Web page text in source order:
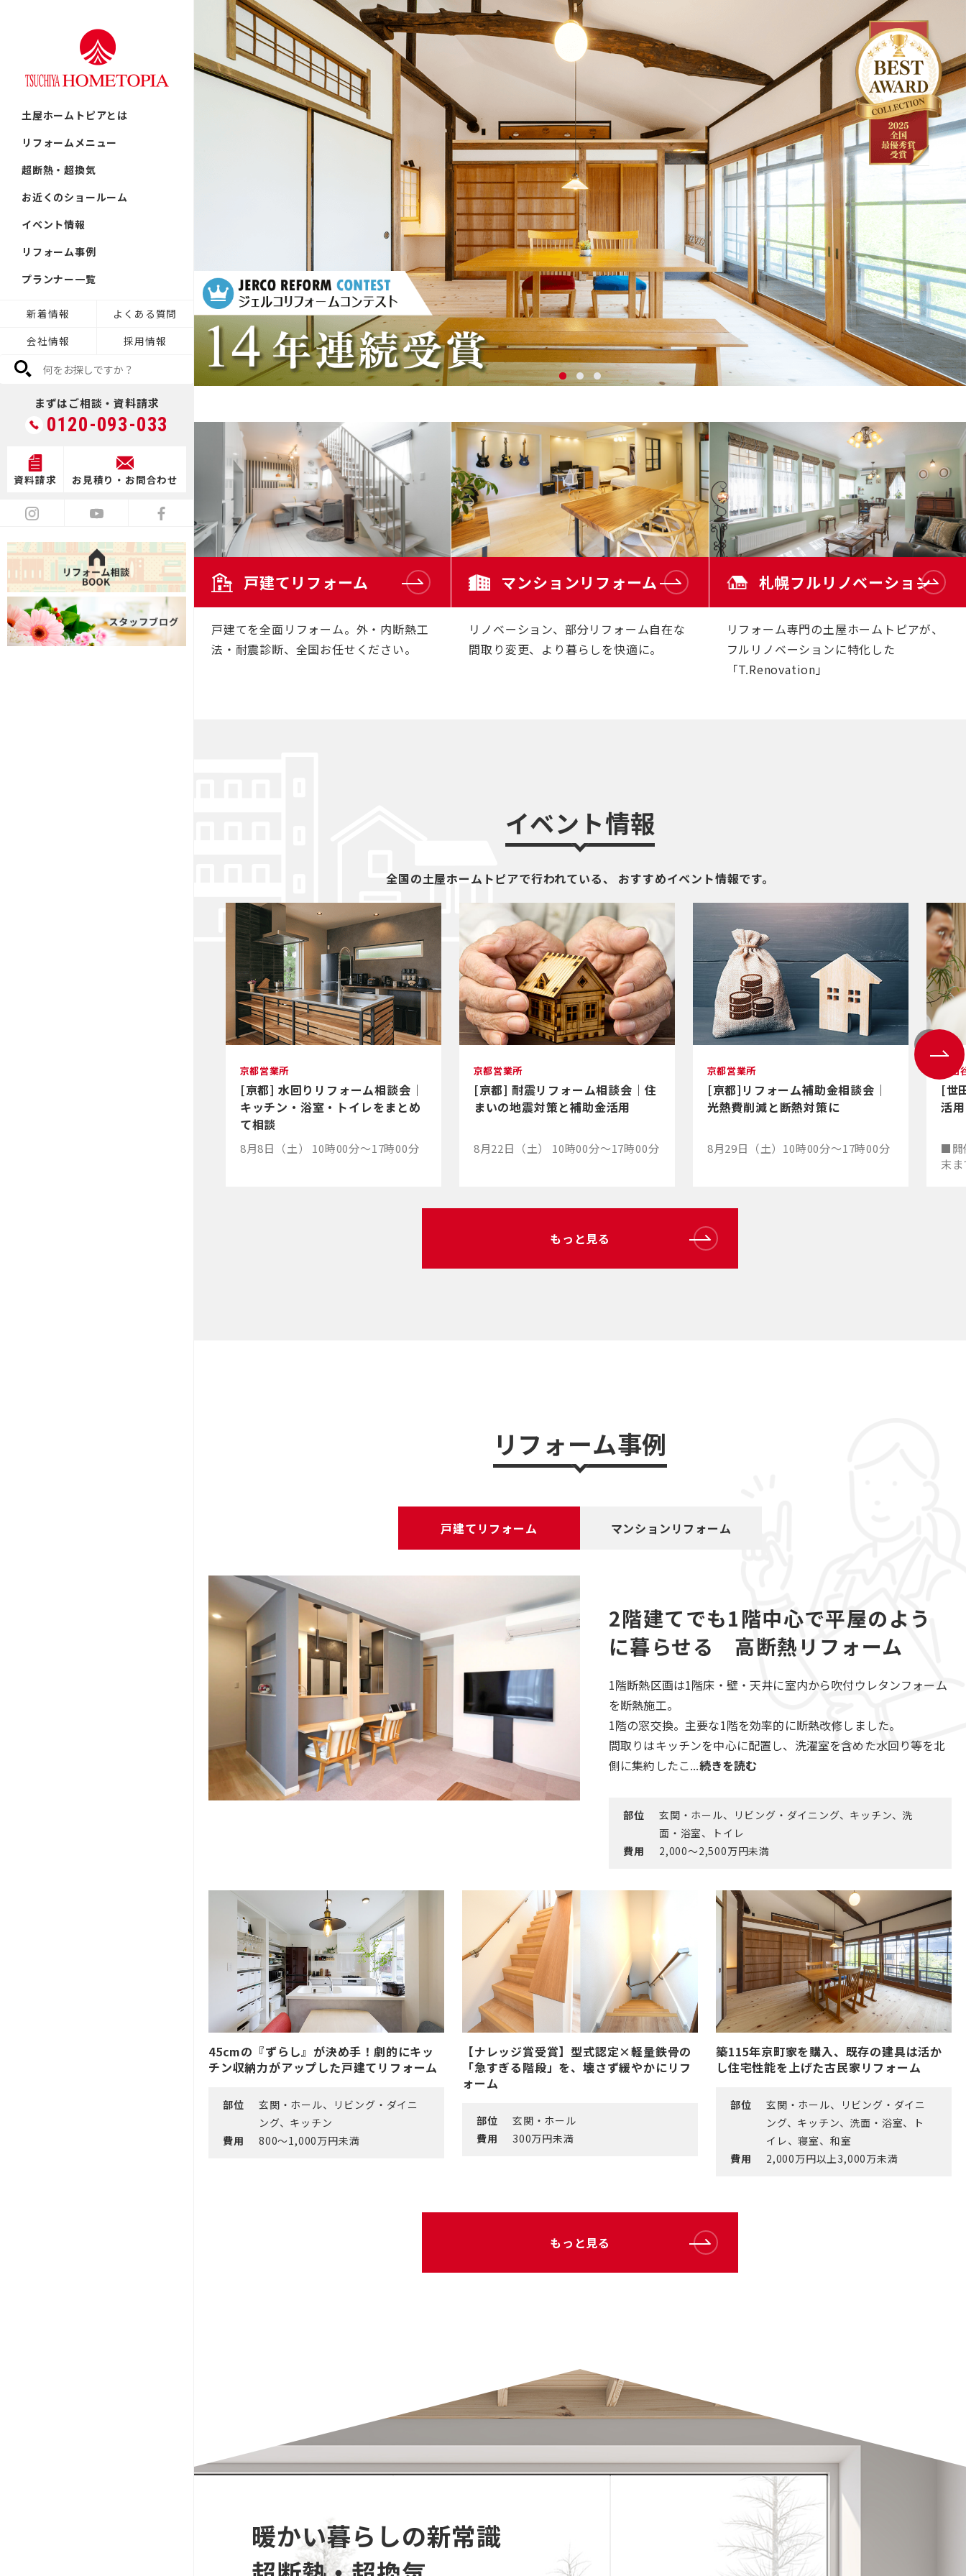
土屋ホームトピアとは 提案力
デザイン
満足度向上
リフォームメニュー
リフォームの流れ
戸建てリフォーム マンションリフォーム
中古リノベーション DI窓 OKUリノベーション
古民家／町家 太陽光発電システム エクステリアリフォーム
非住宅リノベーション 二世帯住宅リフォーム バリアフリー
ご
高
齢
者
の
た
め
の
リ
フ
ォ
ー
不
方
の
リ
フ
ォ
ー
ム
リ
ア
フ
リ
ー
施
工
介護
保険
「ら
介」
リフォーム補助金 オフィスリフォーム 空き家・空き室の活用
超断熱・超換気
お近くのショールーム
イベント情報
首都圏
リフォーム事例
プランナー一覧
新着情報
よくある質問
会社情報
採用情報
まずはご相談・資料請求
0120-093-033
資料請求 お見積り・お問合わせ
戸建てリフォーム
戸建てを全面リフォーム。外・内断熱工
法・耐震診断、全国お任せください。
マンションリフォーム
リノベーション、部分リフォーム自在な
間取り変更、より暮らしを快適に。
札幌フルリノベーション
リフォーム専門の土屋ホームトピアが、
フルリノベーションに特化した
「T.Renovation」
イベント情報
全国の土屋ホームトピアで行われている、 おすすめイベント情報です。
京都営業所
[京都] 水回りリフォーム相談会｜
キッチン・浴室・トイレをまとめ
て相談
8月8日（土） 10時00分～17時00分
京都営業所
[京都] 耐震リフォーム相談会｜住
まいの地震対策と補助金活用
8月22日（土） 10時00分～17時00分
京都営業所
[京都]リフォーム補助金相談会｜
光熱費削減と断熱対策に
8月29日（土）10時00分～17時00分
世
[世
活
■開
末
もっと見る
リフォーム事例
戸建てリフォーム マンションリフォーム
2階建てでも1階中心で平屋のよう
に暮らせる 高断熱リフォーム
1階断熱区画は1階床・壁・天井に室内から吹付ウレタンフォーム
を断熱施工。
1階の窓交換。主要な1階を効率的に断熱改修しました。
間取りはキッチンを中心に配置し、洗濯室を含めた水回り等を北
側に集約したこ...続きを読む
部位
玄関・ホール、リビング・ダイニング、キッチン、洗
面・浴室、トイレ
費用
2,000～2,500万円未満
45cmの『ずらし』が決め手！劇的にキッ
チン収納力がアップした戸建てリフォーム
部位
玄関・ホール、リビング・ダイニ
ング、キッチン
費用
800～1,000万円未満
【ナレッジ賞受賞】型式認定×軽量鉄骨の
「急すぎる階段」を、壊さず緩やかにリフ
ォーム
部位
玄関・ホール
費用
300万円未満
築115年京町家を購入、既存の建具は活か
し住宅性能を上げた古民家リフォーム
部位
玄関・ホール、リビング・ダイニ
ング、キッチン、洗面・浴室、ト
イレ、寝室、和室
費用
2,000万円以上3,000万未満
もっと見る
暖かい暮らしの新常識